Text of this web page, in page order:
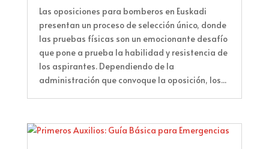
Las oposiciones para bomberos en Euskadi
presentan un proceso de selección único, donde
las pruebas físicas son un emocionante desafío
que pone a prueba la habilidad y resistencia de
los aspirantes. Dependiendo de la
administración que convoque la oposición, los...